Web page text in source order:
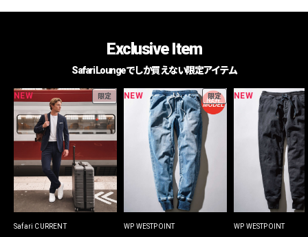
Exclusive Item
Safari Loungeでしか買えない限定アイテム
NEW 限定
Safari CURRENT
NEW 限定
WP WESTPOINT
NEW
WP WESTPOINT